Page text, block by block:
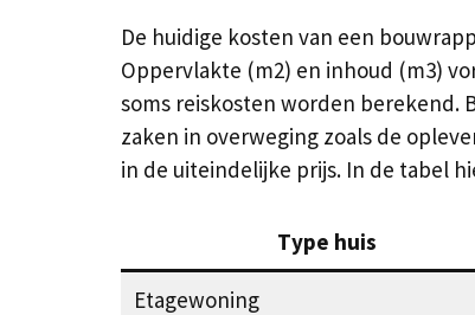
De huidige kosten van een
Oppervlakte (m2) en inhoud (m3)
soms reiskosten worden berekend.
zaken in overweging zoals de
in de uiteindelijke prijs. In de tabel
Type huis
Etagewoning